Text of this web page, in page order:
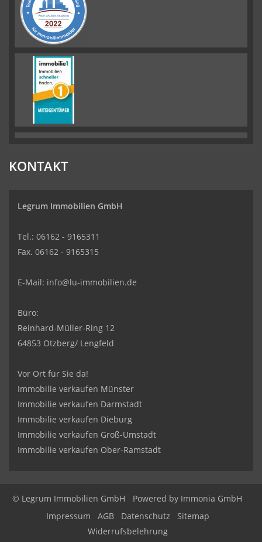
KONTAKT
Legrum Immobilien GmbH
Tel.: 06162 - 9165311
Fax. 06162 - 9165315
E-Mail: info@lu-immobilien.de
Büro:
Reinhard-Müller-Ring 12
64853 Otzberg/ Lengfeld
Vor Ort für Sie da!
Immobilie verkaufen Münster
Immobilie verkaufen Darmstadt
Immobilie verkaufen Dieburg
Immobilie verkaufen Groß-Umstadt
Immobilie verkaufen Ober-Ramstadt
© Legrum Immobilien GmbH Powered by Immonia GmbH
Impressum
AGB Datenschutz
Sitemap
Widerrufsbelehrung